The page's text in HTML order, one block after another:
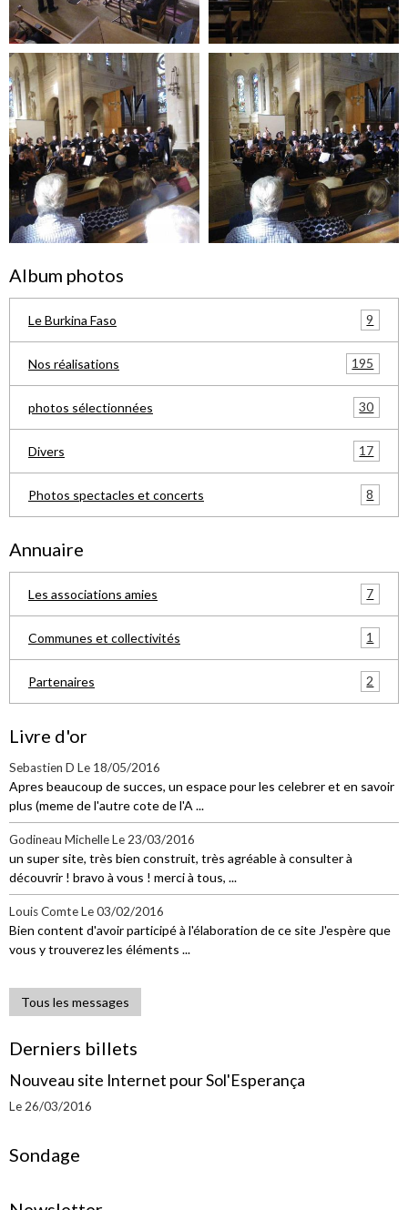
Album photos
Le Burkina Faso 9
Nos réalisations 195
photos sélectionnées 30
Divers 17
Photos spectacles et concerts 8
Annuaire
Les associations amies 7
Communes et collectivités 1
Partenaires 2
Livre d'or
Sebastien D Le 18/05/2016
Apres beaucoup de succes, un espace pour les celebrer et en savoir
plus (meme de l'autre cote de l'A ...
Godineau MichelleLe 23/03/2016
un super site, très bien construit, très agréable à consulter à
découvrir ! bravo à vous ! merci à tous, ...
Louis ComteLe 03/02/2016
Bien content d'avoir participé à l'élaboration de ce site J'espère que
vous y trouverez les éléments ...
Tous les messages
Derniers billets
Nouveau site Internet pour Sol'Esperança
Le 26/03/2016
Sondage